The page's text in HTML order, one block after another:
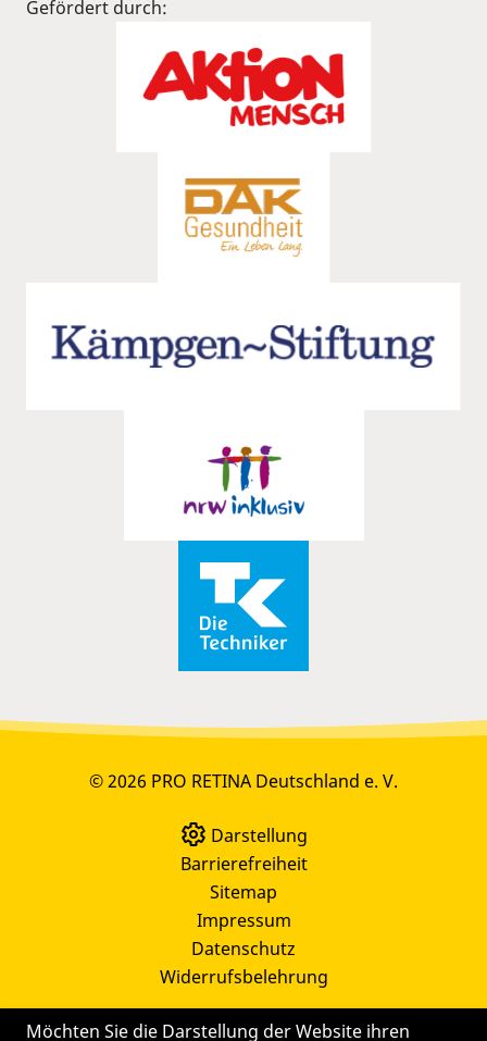
Möchten Sie die Darstellung der Website ihren
Gefördert durch:
© 2026 PRO RETINA Deutschland e. V.
Darstellung
Barrierefreiheit
Sitemap
Impressum
Datenschutz
Widerrufsbelehrung